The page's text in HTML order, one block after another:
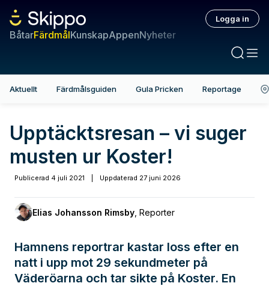
BåtarFärdmålKunskapAppenNyheter
Logga in
Aktuellt Färdmålsguiden Gula Pricken Reportage
Upptäcktsresan – vi suger
musten ur Koster!
Publicerad 4 juli 2021 Uppdaterad 27 juni 2026
Elias Johansson Rimsby Reporter
Hamnens reportrar kastar loss efter en
natt i upp mot 29 sekundmeter på
Väderöarna och tar sikte på Koster. En